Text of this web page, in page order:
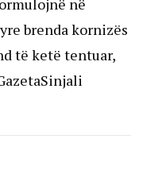
në
brenda kornizës
të ketë tentuar,